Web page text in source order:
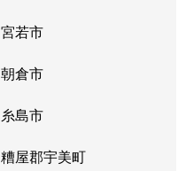
宮若市
朝倉市
糸島市
糟屋郡宇美町